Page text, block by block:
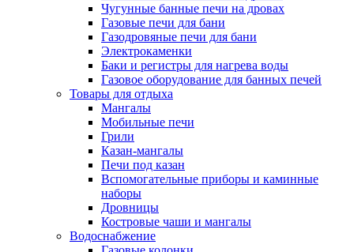
Чугунные банные печи на дровах
Газовые печи для бани
Газодровяные печи для бани
Электрокаменки
Баки и регистры для нагрева воды
Газовое оборудование для банных печей
Товары для отдыха
Мангалы
Мобильные печи
Грили
Казан-мангалы
Печи под казан
Вспомогательные приборы и каминные
наборы
Дровницы
Костровые чаши и мангалы
Водоснабжение